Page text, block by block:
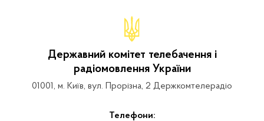
Державний комітет телебачення і
радіомовлення України
01001, м. Київ, вул. Прорізна, 2 Держкомтелерадіо
Телефони: